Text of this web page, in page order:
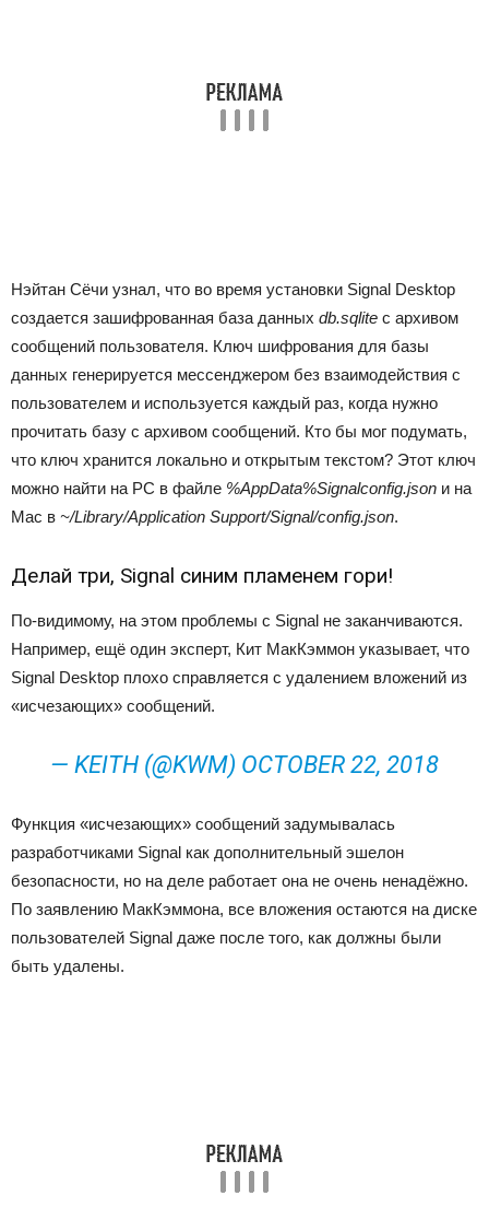
Нэйтан Сёчи узнал, что во время установки Signal Desktop
создается зашифрованная база данных db.sqlite с архивом
сообщений пользователя. Ключ шифрования для базы
данных генерируется мессенджером без взаимодействия с
пользователем и используется каждый раз, когда нужно
прочитать базу с архивом сообщений. Кто бы мог подумать,
что ключ хранится локально и открытым текстом? Этот ключ
можно найти на PC в файле %AppData%Signalconfig.json и на
Mac в ~/Library/Application Support/Signal/config.json.
Делай три, Signal синим пламенем гори!
По-видимому, на этом проблемы с Signal не заканчиваются.
Например, ещё один эксперт, Кит МакКэммон указывает, что
Signal Desktop плохо справляется с удалением вложений из
«исчезающих» сообщений.
— KEITH (@KWM) OCTOBER 22, 2018
Функция «исчезающих» сообщений задумывалась
разработчиками Signal как дополнительный эшелон
безопасности, но на деле работает она не очень ненадёжно.
По заявлению МакКэммона, все вложения остаются на диске
пользователей Signal даже после того, как должны были
быть удалены.